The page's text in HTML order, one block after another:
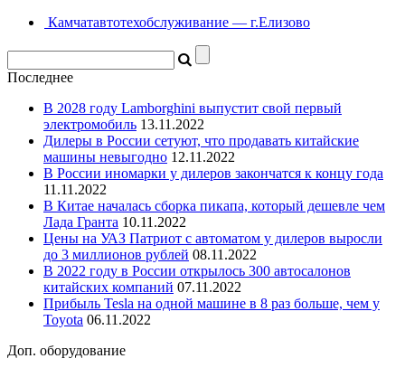
Камчатавтотехобслуживание — г.Елизово
Последнее
В 2028 году Lamborghini выпустит свой первый
электромобиль 13.11.2022
Дилеры в России сетуют, что продавать китайские
машины невыгодно 12.11.2022
В России иномарки у дилеров закончатся к концу года
11.11.2022
В Китае началась сборка пикапа, который дешевле чем
Лада Гранта 10.11.2022
Цены на УАЗ Патриот с автоматом у дилеров выросли
до 3 миллионов рублей 08.11.2022
В 2022 году в России открылось 300 автосалонов
китайских компаний 07.11.2022
Прибыль Tesla на одной машине в 8 раз больше, чем у
Toyota 06.11.2022
Доп. оборудование